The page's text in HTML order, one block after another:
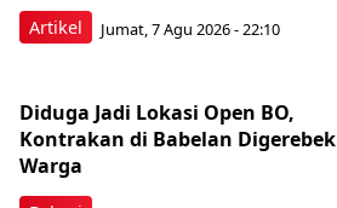
Artikel Jumat, 7 Agu 2026 - 22:10
Diduga Jadi Lokasi Open BO,
Kontrakan di Babelan Digerebek
Warga